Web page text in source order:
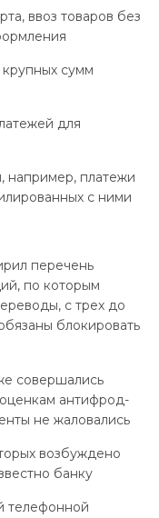
ввоз товаров без
сумм
для
например, платежи
с ними
перечень
по которым
с трех до
блокировать
совершались
антифрод-
не жаловались
возбуждено
банку
телефонной